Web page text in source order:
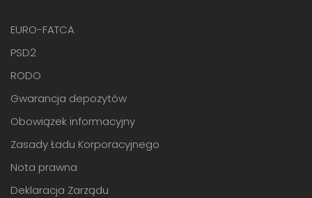
EURO-FATCA
PSD2
RODO
Gwarancja depozytów
Obowiązek informacyjny
Zasady Ładu Korporacyjnego
Nota prawna
Deklaracja Zarządu